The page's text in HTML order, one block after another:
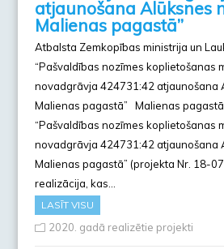
atjaunošana Alūksnes
Malienas pagastā”
Atbalsta Zemkopības ministrija un
“Pašvaldības nozīmes koplietošanas
novadgrāvja 424731:42 atjaunošana
Malienas pagastā” Malienas
“Pašvaldības nozīmes koplietošanas
novadgrāvja 424731:42 atjaunošana
Malienas pagastā” (projekta Nr. 18-
realizācija, kas…
LASĪT VISU
2020. gadā realizētie projekti